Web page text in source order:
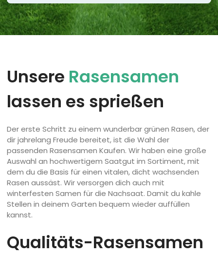
Unsere Rasensamen
lassen es sprießen
Der erste Schritt zu einem wunderbar grünen Rasen, der
dir jahrelang Freude bereitet, ist die Wahl der
passenden Rasensamen Kaufen. Wir haben eine große
Auswahl an hochwertigem Saatgut im Sortiment, mit
dem du die Basis für einen vitalen, dicht wachsenden
Rasen aussäst. Wir versorgen dich auch mit
winterfesten Samen für die Nachsaat. Damit du kahle
Stellen in deinem Garten bequem wieder auffüllen
kannst.
Qualitäts-Rasensamen